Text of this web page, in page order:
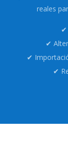
reales
✔
✔
✔
✔